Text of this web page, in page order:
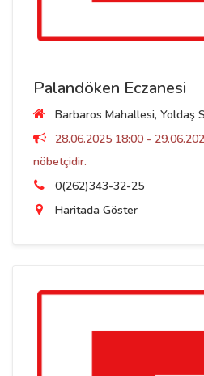
Palandöken Eczanesi
Barbaros Mahallesi, Yoldaş
28.06.2025 18:00 -
nöbetçidir.
0(262)343-32-25
Haritada Göster